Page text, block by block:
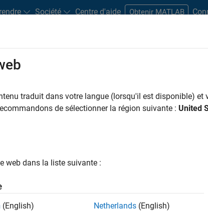
Société Centre d'aide Obtenir MATLAB
des articles techniques
traduit dans votre langue (lorsqu'il est disponible) et
de sélectionner la région suivante : United
web dans la liste suivante :
(English)
Netherlands (English)